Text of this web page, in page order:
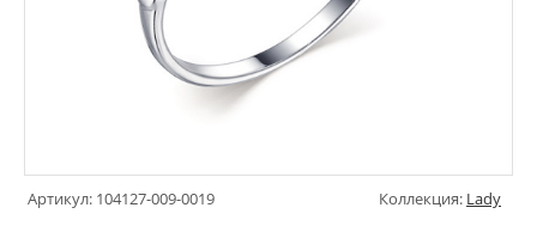
Артикул: 104127-009-0019 Коллекция: Lady